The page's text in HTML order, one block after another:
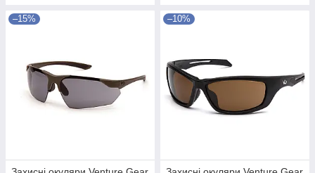
–15% –10%